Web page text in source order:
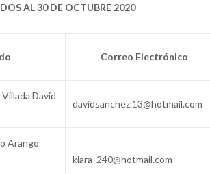
AL 30 DE OCTUBRE 2020
Correo Electrónico
David
davidsanchez.13@hotmail.com
kiara_240@hotmail.com